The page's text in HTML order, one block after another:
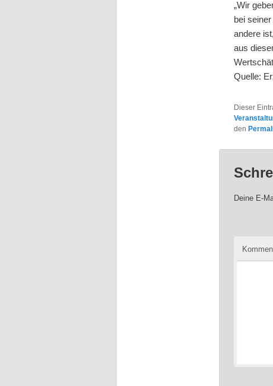
„Wir
bei
andere
aus
Quelle:
Dieser
den
Deine E-